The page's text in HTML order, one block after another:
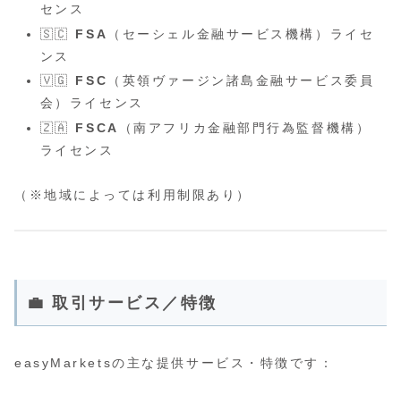
センス
🇸🇨 FSA
（セーシェル金融サービス機構）ライセ
ンス
🇻🇬 FSC
（英領ヴァージン諸島金融サービス委員
会）ライセンス
🇿🇦 FSCA
（南アフリカ金融部門行為監督機構）
ライセンス
（※地域によっては利用制限あり）
💼 取引サービス／特徴
easyMarketsの主な提供サービス・特徴です：